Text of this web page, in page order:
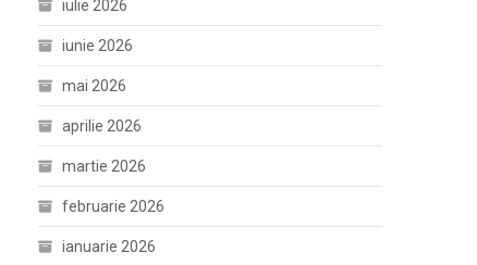
iulie 2026
iunie 2026
mai 2026
aprilie 2026
martie 2026
februarie 2026
ianuarie 2026